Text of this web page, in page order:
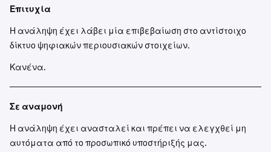
Επιτυχία
Η ανάληψη έχει λάβει μία επιβεβαίωση στο αντίστοιχο
δίκτυο ψηφιακών περιουσιακών στοιχείων.
Κανένα.
Σε αναμονή
Η ανάληψη έχει ανασταλεί και πρέπει να ελεγχθεί μη
αυτόματα από το προσωπικό υποστήριξής μας.